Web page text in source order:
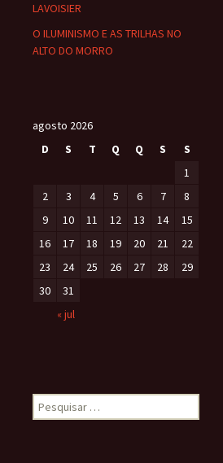
LAVOISIER
O ILUMINISMO E AS TRILHAS NO
ALTO DO MORRO
agosto 2026
D
S T Q Q S
S
1
2
3 4 5 6 7
8
9
10 11 12 13 14
15
16
17 18 19 20 21
22
23
24 25 26 27 28
29
30
31
« jul